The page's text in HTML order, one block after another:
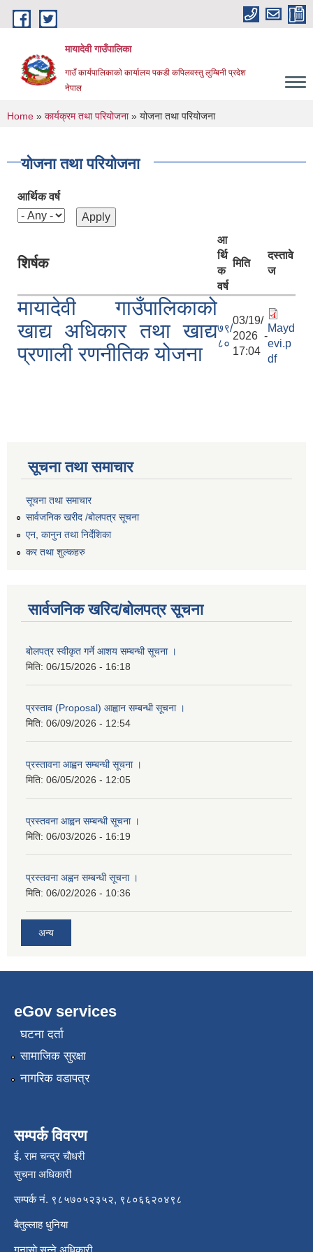
Skip to main content
मायादेवी गाउँपालिका
गाउँ कार्यपालिकाकाे कार्यालय पकडी कपिलवस्तु लुम्बिनी प्रदेश
नेपाल
You are here
Home » कार्यक्रम तथा परियोजना» योजना तथा परियोजना
योजना तथा परियोजना
आर्थिक वर्ष
शिर्षक
आ
र्थि
क
वर्ष
मिति
दस्तावे
ज
मायादेवी गाउँपालिकाको
खाद्य अधिकार तथा खाद्य
प्रणाली रणनीतिक योजना
७९/
८०
03/19/
2026 -
17:04
Mayd
evi.p
df
सूचना तथा समाचार
सूचना तथा समाचार
सार्वजनिक खरीद /बोलपत्र सूचना
एन, कानुन तथा निर्देशिका
कर तथा शुल्कहरु
सार्वजनिक खरिद/बोलपत्र सूचना
बोलपत्र स्वीकृत गर्ने आशय सम्बन्धी सूचना ।
मिति: 06/15/2026 - 16:18
प्रस्ताव (Proposal) आह्वान सम्बन्धी सूचना ।
मिति: 06/09/2026 - 12:54
प्रस्तावना आह्वन सम्बन्धी सूचना ।
मिति: 06/05/2026 - 12:05
प्रस्तवना आह्वन सम्बन्धी सूचना ।
मिति: 06/03/2026 - 16:19
प्रस्तवना अह्वन सम्बन्धी सूचना ।
मिति: 06/02/2026 - 10:36
अन्य
eGov services
घटना दर्ता
सामाजिक सुरक्षा
नागरिक वडापत्र
सम्पर्क विवरण
ई. राम चन्द्र चाैधरी
सुचना अधिकारी
सम्पर्क नं. ९८५७०५२३५२, ९८०६६२०४९८
बैतुल्लाह धुनिया
गुनासाे सुन्ने अधिकारी